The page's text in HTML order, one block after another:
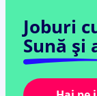
Joburi
Sună și